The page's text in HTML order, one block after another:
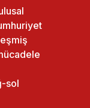
sol